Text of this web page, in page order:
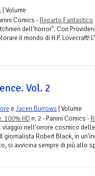
| Volume
Comics - Reparto Fantastico
dell'horror". Con
il mondo di H.P. Lovecraft!
Vol. 2
e Jacen Burrows | Volume
100% HD n. 2 - Panini Comics -
viaggio nell’orrore cosmico delle
giornalista Robert Black, in
si avvicina sempre di più allo